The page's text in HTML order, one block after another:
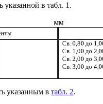
указанной в табл. 1.
мм
Св. 0,80 до
Св. 1 ,00 до 2 ,
Св. 2 ,00 до 3 ,
Св. 3 ,00 до 4 ,
указанным в табл. 2.